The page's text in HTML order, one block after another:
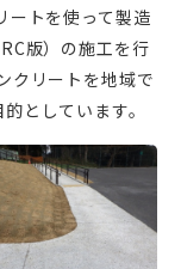
ートを使って製造
版）の施工を行
クリートを地域で
としています。